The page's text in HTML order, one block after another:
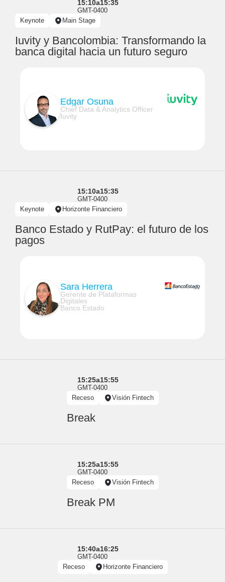
15:10a15:35
GMT-0400
Keynote
Main Stage
Iuvity y Bancolombia: Transformando la
banca digital hacia un futuro seguro
Edgar Osuna
Chief Data & Analytics Officer
Iuvity
15:10a15:35
GMT-0400
Keynote
Horizonte Financiero
Banco Estado y RutPay: el futuro de los
pagos
Sara Herrera
Gerente de Plataformas
Digitales
Banco Estado
15:25a15:55
GMT-0400
Receso
Visión Fintech
Break
15:25a15:55
GMT-0400
Receso
Visión Fintech
Break PM
15:40a16:25
GMT-0400
Receso
Horizonte Financiero